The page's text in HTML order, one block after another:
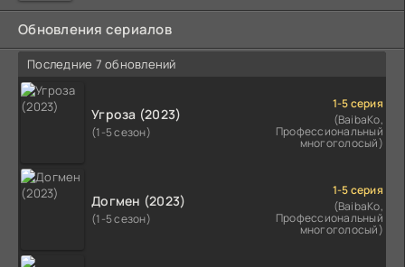
Обновления сериалов
Последние 7 обновлений
Угроза (2023)
(1-5 сезон)
1-5 серия
(BaibaKo,
Профессиональный
многоголосый)
Догмен (2023)
(1-5 сезон)
1-5 серия
(BaibaKo,
Профессиональный
многоголосый)